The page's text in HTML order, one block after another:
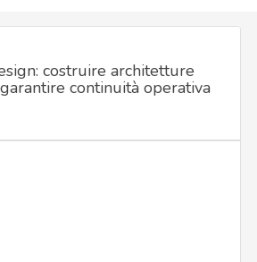
costruire architetture
continuità operativa